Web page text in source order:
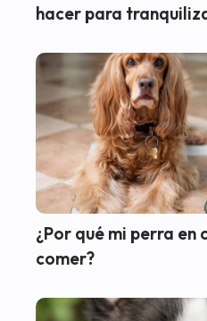
hacer para
¿Por qué mi perra en
comer?